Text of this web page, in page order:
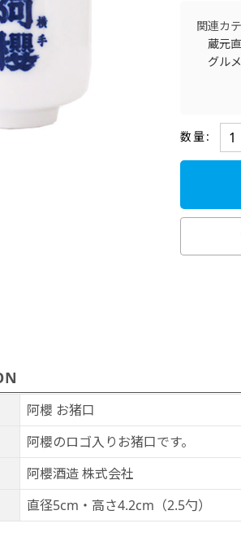
関連カ
蔵元
グル
数量:
阿櫻 お猪口
阿櫻のロゴ入りお猪口です。
阿櫻酒造 株式会社
直径5cm・高さ4.2cm（2.5勺）